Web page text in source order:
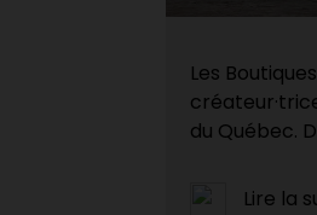
Les
du Québec.
Lire la